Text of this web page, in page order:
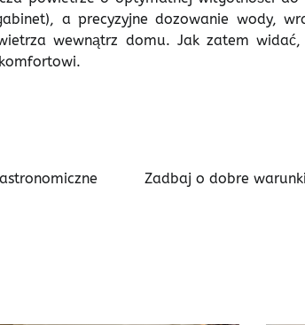
a precyzyjne dozowanie wody,
wewnątrz domu. Jak zatem
Zadbaj o dobre